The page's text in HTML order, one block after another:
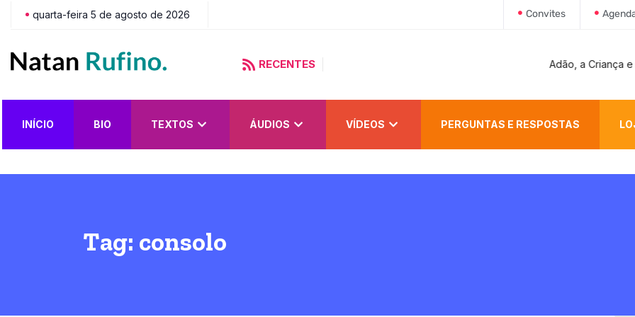
quarta-feira 5 de agosto de 2026 Convites
RECENTES
Depravado?
INÍCIO BIO TEXTOS ÁUDIOS VÍDEOS PERGUNTAS E RESPOSTAS
Tag: consolo